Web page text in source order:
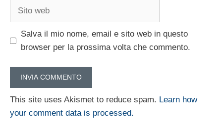
Sito
Salva il mio nome, email e sito web in questo
browser per la prossima volta che commento.
This site uses Akismet to reduce spam. Learn how
your comment data is processed.